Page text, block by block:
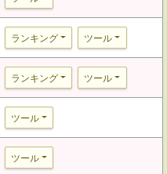
ランキング ツール
ランキング ツール
ツール
ツール